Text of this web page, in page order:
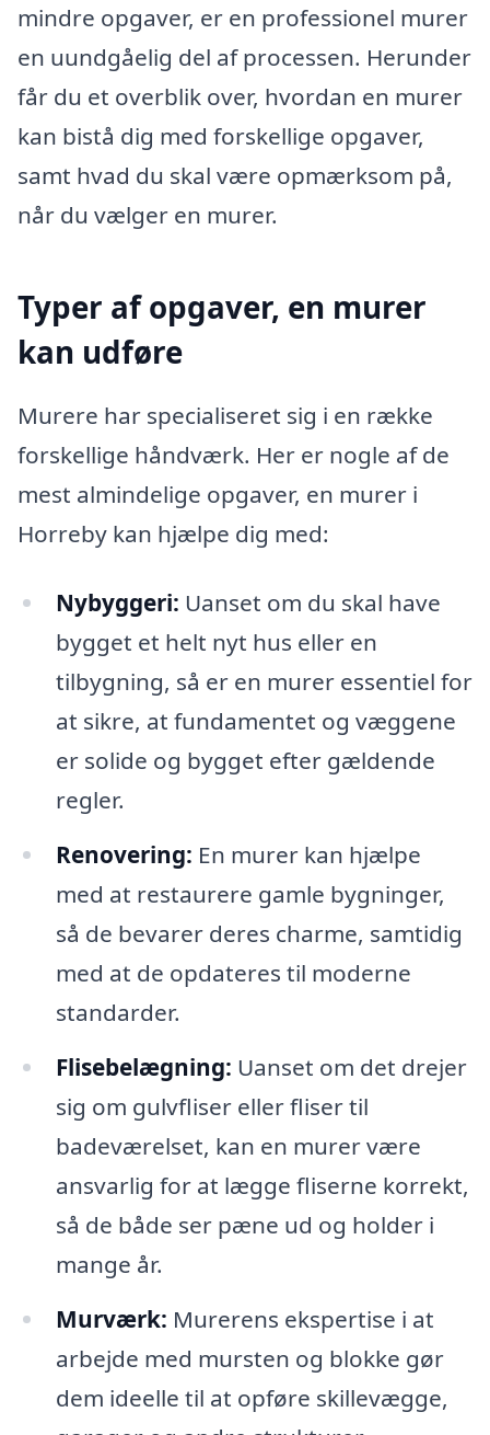
mindre opgaver, er en professionel murer
en uundgåelig del af processen. Herunder
får du et overblik over, hvordan en murer
kan bistå dig med forskellige opgaver,
samt hvad du skal være opmærksom på,
når du vælger en murer.
Typer af opgaver, en murer
kan udføre
Murere har specialiseret sig i en række
forskellige håndværk. Her er nogle af de
mest almindelige opgaver, en murer i
Horreby kan hjælpe dig med:
Nybyggeri: Uanset om du skal have
bygget et helt nyt hus eller en
tilbygning, så er en murer essentiel for
at sikre, at fundamentet og væggene
er solide og bygget efter gældende
regler.
Renovering: En murer kan hjælpe
med at restaurere gamle bygninger,
så de bevarer deres charme, samtidig
med at de opdateres til moderne
standarder.
Flisebelægning: Uanset om det drejer
sig om gulvfliser eller fliser til
badeværelset, kan en murer være
ansvarlig for at lægge fliserne korrekt,
så de både ser pæne ud og holder i
mange år.
Murværk: Murerens ekspertise i at
arbejde med mursten og blokke gør
dem ideelle til at opføre skillevægge,